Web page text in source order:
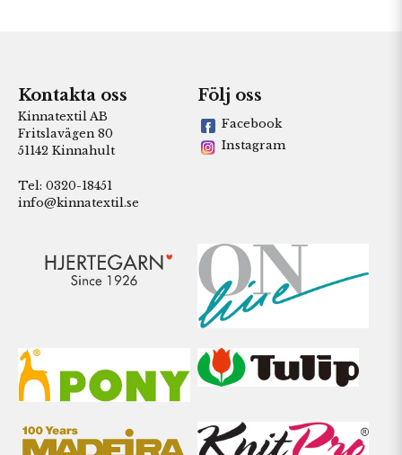
Kontakta oss
Kinnatextil AB
Fritslavägen 80
51142 Kinnahult
Tel: 0320-18451
info@kinnatextil.se
Följ oss
Facebook
Instagram